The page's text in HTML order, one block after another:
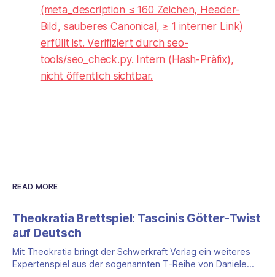
(meta_description ≤ 160 Zeichen, Header-
Bild, sauberes Canonical, ≥ 1 interner Link)
erfüllt ist. Verifiziert durch seo-
tools/seo_check.py. Intern (Hash-Präfix),
nicht öffentlich sichtbar.
READ MORE
Theokratia Brettspiel: Tascinis Götter-Twist
auf Deutsch
Mit Theokratia bringt der Schwerkraft Verlag ein weiteres
Expertenspiel aus der sogenannten T-Reihe von Daniele